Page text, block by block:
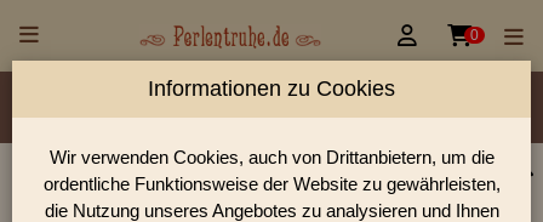
 0
Material/Glassorte Sorte/Form Farbe
Größen
Lochdurchmesser
Perlen Shop für gedrückte Perlen Blüten & Blätter
Informationen zu Cookies
Wir verwenden Cookies, auch von Drittanbietern, um die
ordentliche Funktionsweise der Website zu gewährleisten,
die Nutzung unseres Angebotes zu analysieren und Ihnen